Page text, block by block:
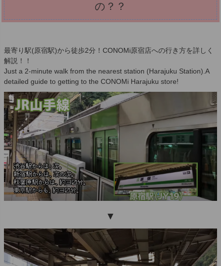
の？？
最寄り駅(原宿駅)から徒歩2分！CONOMi原宿店への行き方を詳しく
解説！！
Just a 2-minute walk from the nearest station (Harajuku Station).A
detailed guide to getting to the CONOMi Harajuku store!
▼